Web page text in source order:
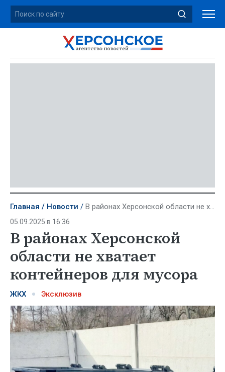
Главная Новости В районах Херсонской области не хватает контейнеров для мусора
05.09.2025 в 16:36
В районах Херсонской
области не хватает
контейнеров для мусора
ЖКХ Эксклюзив